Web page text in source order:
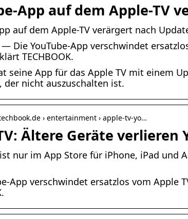
App auf dem Apple-TV
auf dem Apple-TV verärgert nach
— Die YouTube-App verschwindet
TECHBOOK.
seine App für das Apple TV mit einem
der nicht auszuschalten ist.
› entertainment › apple-tv-yo…
Ältere Geräte verlieren
nur im App Store für iPhone, iPad und
App verschwindet ersatzlos vom